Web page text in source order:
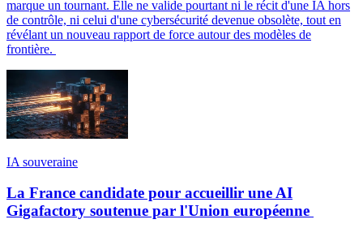
marque un tournant. Elle ne valide pourtant ni le récit d'une IA hors
de contrôle, ni celui d'une cybersécurité devenue obsolète, tout en
révélant un nouveau rapport de force autour des modèles de
frontière.
IA souveraine
La France candidate pour accueillir une AI
Gigafactory soutenue par l'Union européenne